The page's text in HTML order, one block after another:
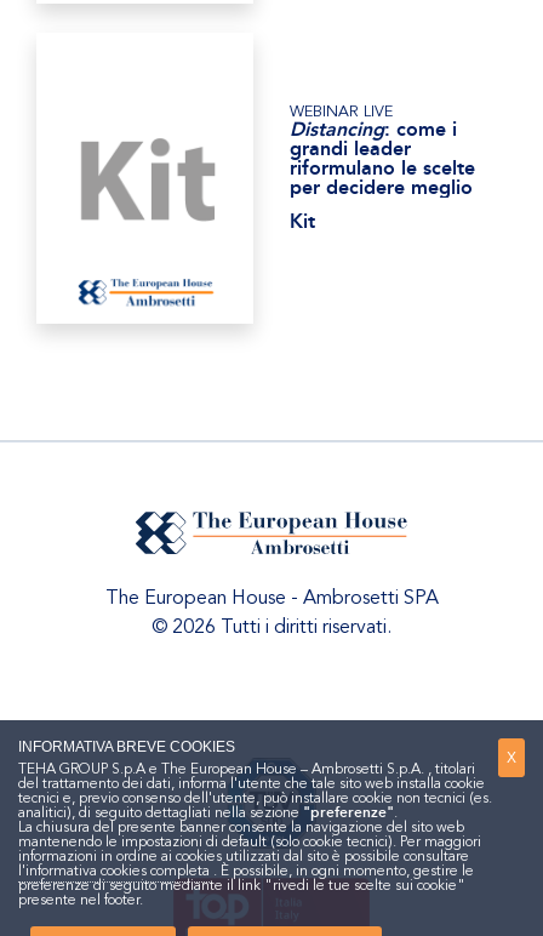
WEBINAR LIVE
Distancing: come i
grandi leader
riformulano le scelte
per decidere meglio
Kit
The European House - Ambrosetti SPA
© 2026 Tutti i diritti riservati.
X
INFORMATIVA BREVE COOKIES
TEHA GROUP S.p.A e The European House – Ambrosetti S.p.A. , titolari
del trattamento dei dati, informa l'utente che tale sito web installa cookie
tecnici e, previo consenso dell'utente, può installare cookie non tecnici (es.
analitici), di seguito dettagliati nella sezione "preferenze".
La chiusura del presente banner consente la navigazione del sito web
mantenendo le impostazioni di default (solo cookie tecnici). Per maggiori
informazioni in ordine ai cookies utilizzati dal sito è possibile consultare
l'informativa cookies completa . È possibile, in ogni momento, gestire le
preferenze di seguito mediante il link "rivedi le tue scelte sui cookie"
presente nel footer.